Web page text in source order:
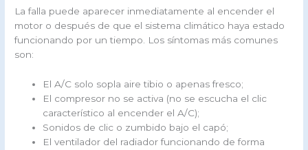
La falla puede aparecer inmediatamente al encender el
motor o después de que el sistema climático haya estado
funcionando por un tiempo. Los síntomas más comunes
son:
El A/C solo sopla aire tibio o apenas fresco;
El compresor no se activa (no se escucha el clic
característico al encender el A/C);
Sonidos de clic o zumbido bajo el capó;
El ventilador del radiador funcionando de forma